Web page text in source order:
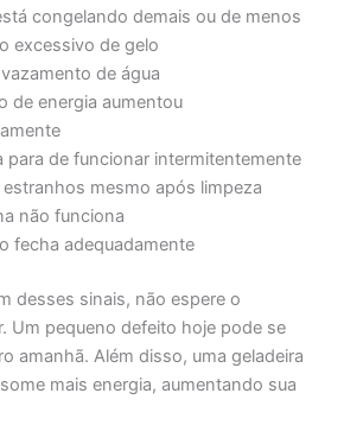
congelando demais ou de menos
excessivo de gelo
de água
de energia aumentou
para de funcionar intermitentemente
mesmo após limpeza
não funciona
fecha adequadamente
desses sinais, não espere o
Um pequeno defeito hoje pode se
amanhã. Além disso, uma geladeira
mais energia, aumentando sua